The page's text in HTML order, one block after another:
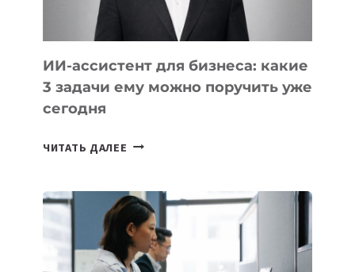
ИИ-ассистент для бизнеса: какие
3 задачи ему можно поручить уже
сегодня
ЧИТАТЬ ДАЛЕЕ ИИ-
БИЗНЕСА:
КАКИЕ
3
ЗАДАЧИ